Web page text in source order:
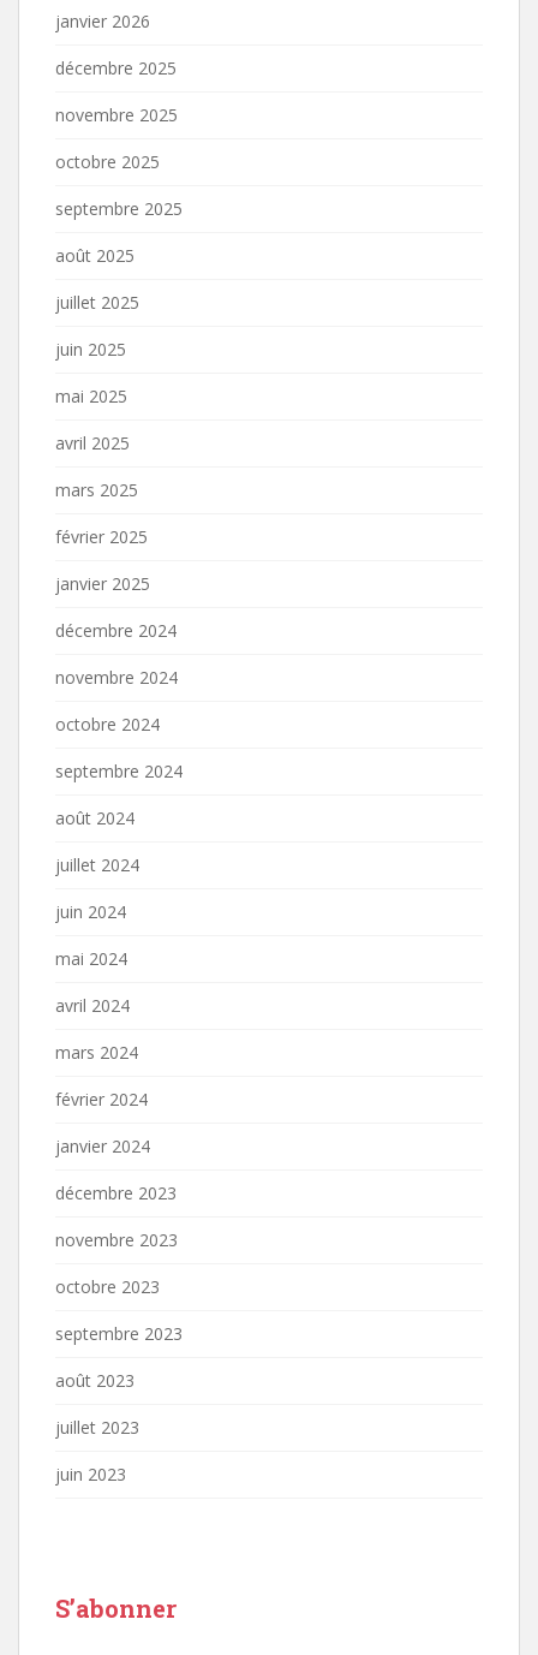
janvier 2026
décembre 2025
novembre 2025
octobre 2025
septembre 2025
août 2025
juillet 2025
juin 2025
mai 2025
avril 2025
mars 2025
février 2025
janvier 2025
décembre 2024
novembre 2024
octobre 2024
septembre 2024
août 2024
juillet 2024
juin 2024
mai 2024
avril 2024
mars 2024
février 2024
janvier 2024
décembre 2023
novembre 2023
octobre 2023
septembre 2023
août 2023
juillet 2023
juin 2023
S’abonner